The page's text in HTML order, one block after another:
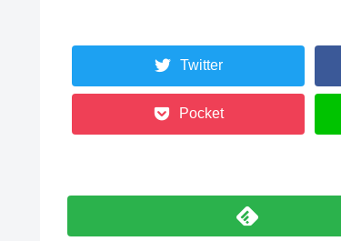
Twitter
Pocket